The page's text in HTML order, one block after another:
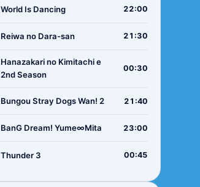
World Is Dancing 22:00
Reiwa no Dara-san 21:30
Hanazakari no Kimitachi e
2nd Season
00:30
Bungou Stray Dogs Wan! 2 21:40
BanG Dream! Yume∞Mita 23:00
Thunder 3 00:45